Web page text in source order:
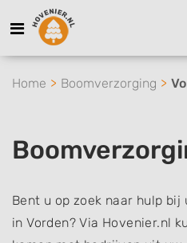
Home Boomverzorging
Bent u op zoek naar hulp
in Vorden? Via Hovenier.nl